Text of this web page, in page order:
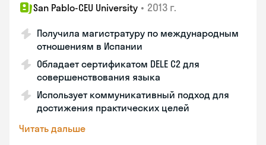
San Pablo-CEU University • 2013 г.
Получила магистратуру по международным
отношениям в Испании
Обладает сертификатом DELE C2 для
совершенствования языка
Использует коммуникативный подход для
достижения практических целей
Читать дальше